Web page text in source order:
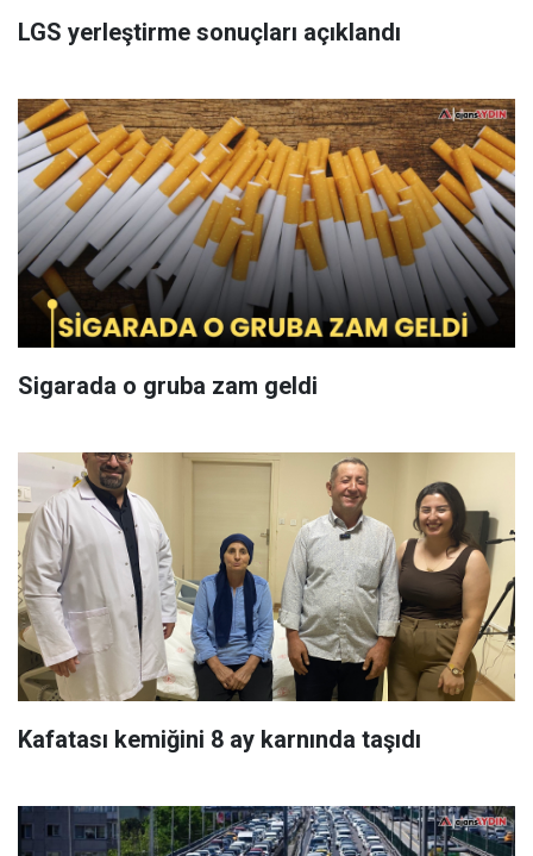
LGS yerleştirme sonuçları açıklandı
Sigarada o gruba zam geldi
Kafatası kemiğini 8 ay karnında taşıdı